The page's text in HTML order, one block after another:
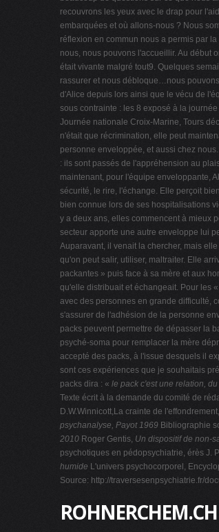
recouvrons les yeux avec le drap pour
embarquées et où allons-nous ? Nous
réflexion en commun nous a permis par
nous, nous pouvons l'accueillir. Au début
était vivante malgré tout9. Quelques
rassurer et nous débloque…nous
d'Alice depuis lors ainsi que le vécu de
sous contrainte : les 8 exposé à la
Journée nationale Croix-Marine, Tours
n'était que récrimination, elle peut
personne enveloppée, et aussi chez
: ils sont passés de l'appréhension au
maintenant, pour l'équipe enveloppante,
sécurité, le rire, l'échange. Elle perçoit
bien connue lors de ses hospitalisations
y a deux ans, elles commencent à mieux
secteur apporte une autre enveloppe lui
Auparavant, il venait la chercher, mais
qu'on peut salir, utiliser, maltraiter. Elle
packantes » puis face à sa mère et aux
qu'elle distribuait et échangeait. Pour les
avec des personnes en grande difficulté,
s'assurer de l'adhésion de la personne
packs peuvent permettre de dépasser la
psyché-soma pour remplacer la mère
accepté des packs, à l'issue desquels il
sont ces expériences que je souhaitais
packs dira : « le pack c'est une relation, du
Texte écrit à la demande du comité de
D.W.Winnicott,La crainte de l'effondrement,
psychanalyse, Payot 1969 Bibliographie
2010 Roger Gentis, Un dispositif de non-
psychotiques en pédopsychiatrie, érès J.
humide L'univers psychocorporel,
Source: http://traversesenpsychiatrie.fr/
ROHNERCHEM.CH